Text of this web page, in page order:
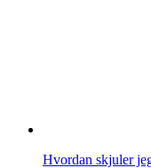
Hvordan skjuler